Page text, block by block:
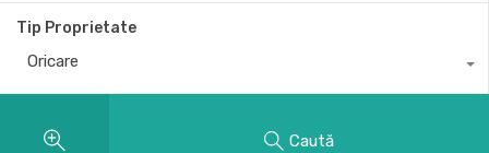
Tip Proprietate
Oricare
Caută